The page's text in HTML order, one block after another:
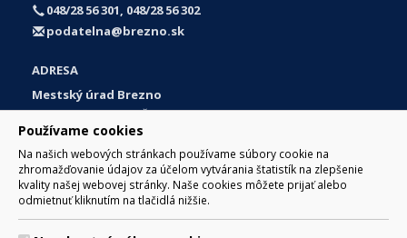
Používame cookies
Na našich webových stránkach používame súbory cookie na
zhromažďovanie údajov za účelom vytvárania štatistík na zlepšenie
kvality našej webovej stránky. Naše cookies môžete prijať alebo
odmietnuť kliknutím na tlačidlá nižšie.
048/28 56 301, 048/28 56 302
podatelna@brezno.sk
ADRESA
Mestský úrad Brezno
Námestie gen. M. R. Štefánika 1
977 01 Brezno
Slovakia (Slovak Republic)